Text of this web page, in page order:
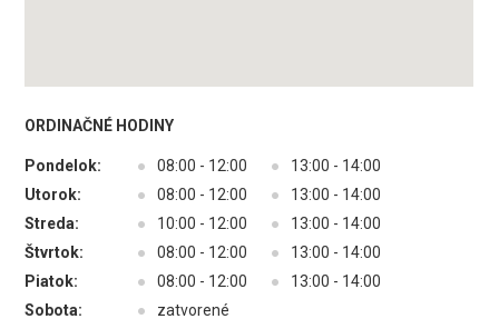
ORDINAČNÉ HODINY
Pondelok: ● 08:00 - 12:00 ●
13:00 - 14:00
Utorok:
● 08:00 - 12:00 ●
13:00 - 14:00
Streda:
● 10:00 - 12:00 ●
13:00 - 14:00
Štvrtok:
● 08:00 - 12:00 ●
13:00 - 14:00
Piatok:
● 08:00 - 12:00 ●
13:00 - 14:00
Sobota:
●
zatvorené